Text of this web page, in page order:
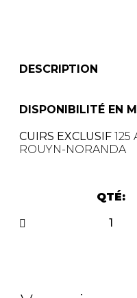
DESCRIPTION
DISPONIBILITÉ EN
CUIRS EXCLUSIF 125
ROUYN-NORANDA
QTÉ: